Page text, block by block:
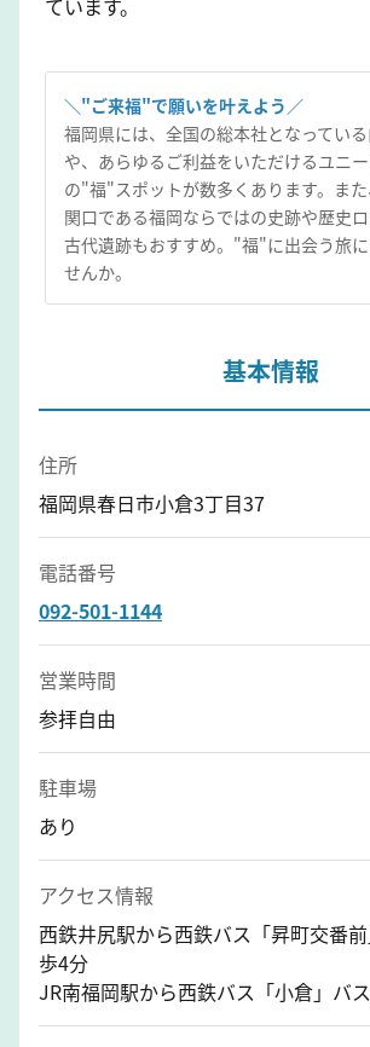
＼"ご来福"で願いを叶えよう／
福岡県には、全国の総本社となってい
や、あらゆるご利益をいただけるユニ
の"福"スポットが数多くあります。ま
関口である福岡ならではの史跡や歴史
古代遺跡もおすすめ。"福"に出会う旅
せんか。
基本情報
住所
福岡県春日市小倉3丁目37
電話番号
092-501-1144
営業時間
参拝自由
駐車場
あり
アクセス情報
西鉄井尻駅から西鉄バス「昇町交番
歩4分
JR南福岡駅から西鉄バス「小倉」バ